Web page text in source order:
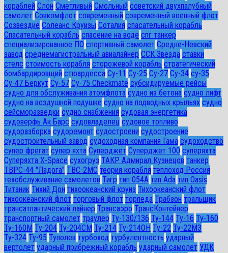
кораблей Слон Сметливый Смольный советский двухпалубный
самолет Совкомфлот современный современный военный флот
Созвездие Солеанс Круизы Соталия спасательный корабль
Спасательный корабль спасение на воде спг танкер
специализированное ПО спортивный самолет Средне-Невский
завод среднемагистральный авиалайнер ССК Звезда ставки
стелс стоимость корабля сторожевой корабль стратегический
бомбардировщий стюардесса Су-11 Су-25 Су-27 Су-34 су-35
Су-47 Беркут Су-57 Су-75 Checkmate субсидируемые рейсы
судно для обслуживания атомфлота судно из бетона судно лифт
судно на воздушной подушке судно на подводных крыльях судно
сейсморазведки судно снабжения судовая энергетика
судоверфь Ак Барс судовладелец судовое топливо
судоразборка судоремонт судостроени судостроение
судостроительный завод судоходная компания Гама судоходство
супер фрегат супер яхта Суперджет Суперджет 100 суперяхта
Суперяхта X-Space сухогруз ТАКР Адмирал Кузнецов танкер
ТВРС-44 "Ладога" ТВС-2МС теория корабля теплоход Россия
техобслуживание самолетов Тигр тип 054А тип Ada тип Oasis
Титаник Тихий Дон тихоокеанский круиз Тихоокеанский флот
тихоокеанский флот торговый флот торпеда Трабзон тральщик
трансатлантический лайнер Трансаэро ТрансКонтейнер
транспортный самолет траулер Ту-130/136 Ту-144 Ту-16 Ту-160
Ту-160М Ту-204 Ту-204СМ Ту-214 Ту-214ОН Ту-22 Ту-22М3
Ту-324 Ту-95 Туполев турбоход турбулентность ударный
вертолет ударный прибрежный корабль ударный самолет УДК